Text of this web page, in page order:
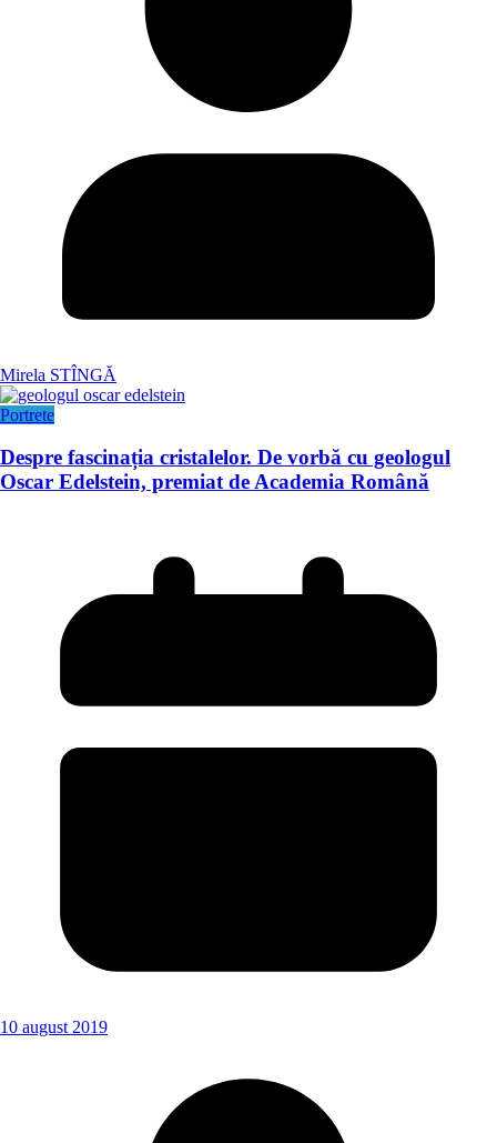
Mirela STÎNGĂ
Portrete
Despre fascinația cristalelor. De vorbă cu geologul
Oscar Edelstein, premiat de Academia Română
10 august 2019